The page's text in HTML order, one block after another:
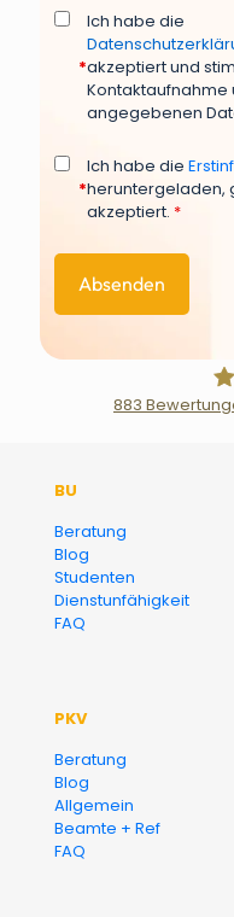
*
Ich habe die
akzeptiert und
Kontaktaufnahme
angegebenen
*
Ich habe die
heruntergeladen,
akzeptiert. *
883
BU
Beratung
Blog
Studenten
Dienstunfähigkeit
FAQ
PKV
Beratung
Blog
Allgemein
Beamte + Ref
FAQ